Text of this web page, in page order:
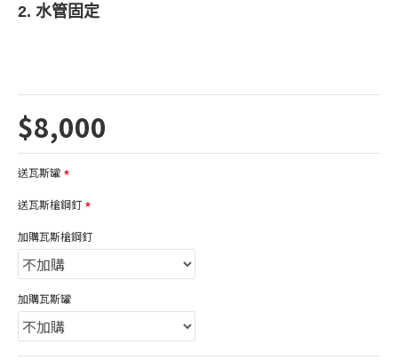
2. 水管固定
$8,000
送瓦斯罐
送瓦斯槍鋼釘
加購瓦斯槍鋼釘
加購瓦斯罐